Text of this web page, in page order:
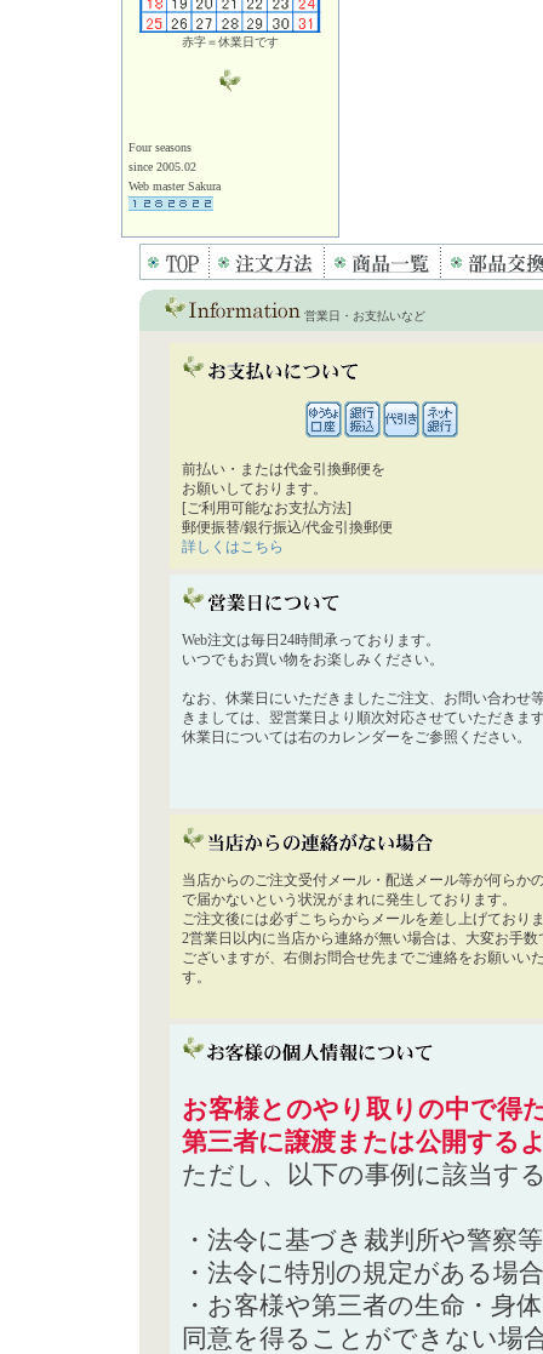
赤字＝休業日です
Four seasons
since 2005.02
Web master Sakura
営業日・お支払いなど
前払い・または代金引換郵便を
お願いしております。
[ご利用可能なお支払方法]
郵便振替/銀行振込/代金引換郵便
詳しくはこちら
Web注文は毎日24時間承っております。
いつでもお買い物をお楽しみください。
なお、休業日にいただきましたご注文、お問い合わせ
きましては、翌営業日より順次対応させていただきま
休業日については右のカレンダーをご参照ください。
当店からのご注文受付メール・配送メール等が何らか
で届かないという状況がまれに発生しております。
ご注文後には必ずこちらからメールを差し上げており
2営業日以内に当店から連絡が無い場合は、大変お手数
ございますが、右側お問合せ先までご連絡をお願いい
す。
お客様とのやり取りの中で得
第三者に譲渡または公開する
ただし、以下の事例に該当す
・法令に基づき裁判所や警察
・法令に特別の規定がある場合
・お客様や第三者の生命・身
同意を得ることができない場